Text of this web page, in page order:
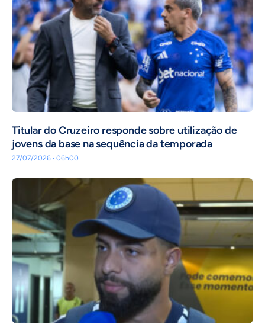
Titular do Cruzeiro responde sobre utilização de
jovens da base na sequência da temporada
27/07/2026 · 06h00